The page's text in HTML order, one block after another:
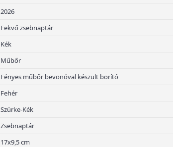
2026
Fekvő zsebnaptár
Kék
Műbőr
Fényes műbőr bevonóval készült borító
Fehér
Szürke-Kék
Zsebnaptár
17x9,5 cm